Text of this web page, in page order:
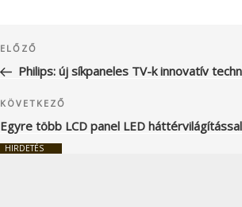
navigáció
Korábbi
bejegyzés
ELŐZŐ
Philips: új síkpaneles TV-k innovatív
Következő
bejegyzés
KÖVETKEZŐ
Egyre több LCD panel LED háttérvilágítással
HIRDETÉS